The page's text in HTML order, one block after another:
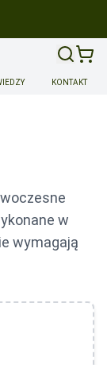
KONTAKT
w
wymagają